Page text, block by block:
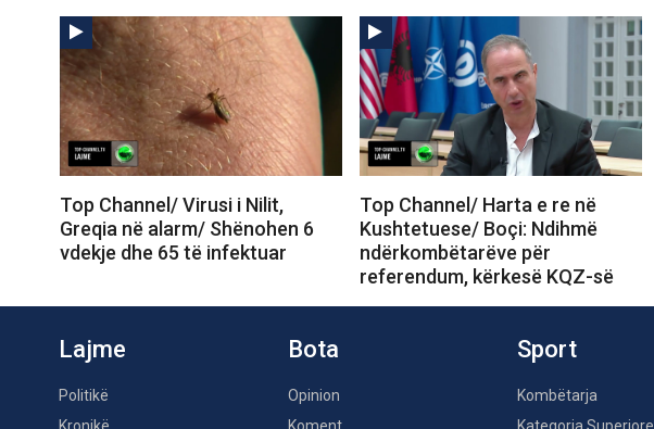
Top Channel/ Virusi i Nilit,
Greqia në alarm/ Shënohen 6
vdekje dhe 65 të infektuar
Top Channel/ Harta e re në
Kushtetuese/ Boçi: Ndihmë
ndërkombëtarëve për
referendum, kërkesë KQZ-së
Lajme
Politikë
Kronikë
Bota
Opinion
Koment
Sport
Kombëtarja
Kategoria Superiore